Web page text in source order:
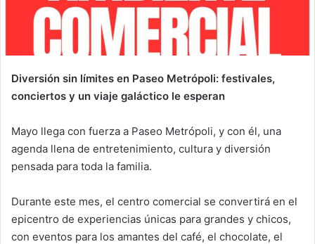
Diversión sin límites en Paseo Metrópoli: festivales,
conciertos y un viaje galáctico le esperan
Mayo llega con fuerza a Paseo Metrópoli, y con él, una
agenda llena de entretenimiento, cultura y diversión
pensada para toda la familia.
Durante este mes, el centro comercial se convertirá en el
epicentro de experiencias únicas para grandes y chicos,
con eventos para los amantes del café, el chocolate, el